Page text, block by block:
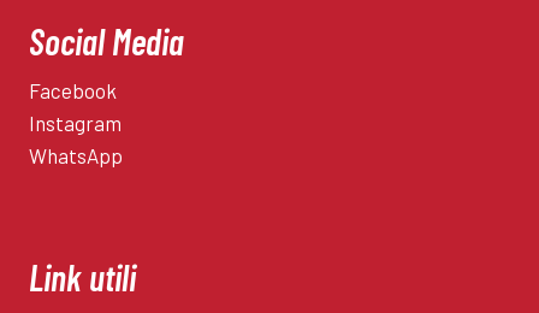
Social Media
Facebook
Instagram
WhatsApp
Link utili